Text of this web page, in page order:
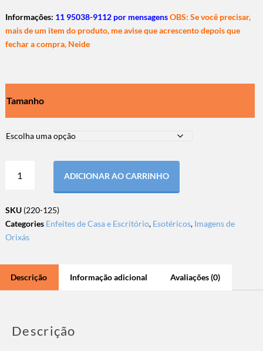
Informações: 11 95038-9112 por mensagensOBS: Se você precisar,
mais de um item do produto, me avise que acrescento depois que
fechar a compra, Neide
Tamanho
ADICIONAR AO CARRINHO
SKU (220-125)
Categories Enfeites de Casa e Escritório, Esotéricos, Imagens de
Orixás
Descrição Informação adicional Avaliações (0)
Descrição